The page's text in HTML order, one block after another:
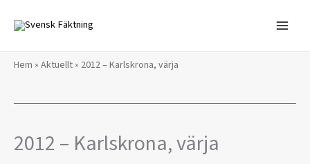
innehåll
Hem » Aktuellt» 2012 – Karlskrona, värja
2012 – Karlskrona, värja